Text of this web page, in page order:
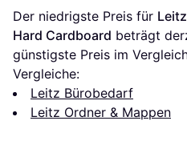
Der niedrigste Preis für
Hard Cardboard beträgt
günstigste Preis im
Vergleiche:
Leitz Bürobedarf
Leitz Ordner & Mappen